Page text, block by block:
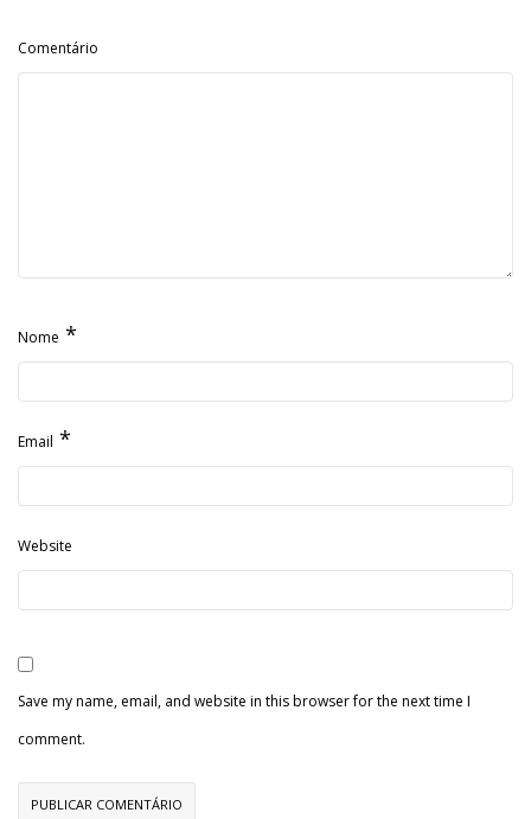
Comentário
Nome *
Email *
Website
Save my name, email, and website in this browser for the next time I
comment.